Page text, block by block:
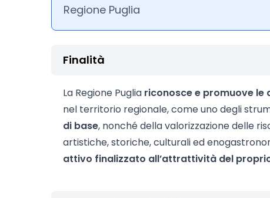
Regione Puglia
Finalità
La Regione Puglia riconosce e promuove le
nel territorio regionale, come uno degli
di base, nonché della valorizzazione delle
artistiche, storiche, culturali ed
attivo finalizzato all’attrattività del